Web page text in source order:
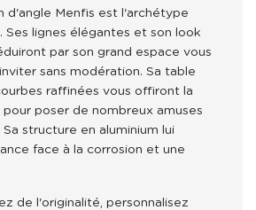
d'angle Menfis est l'archétype
Ses lignes élégantes et son look
par son grand espace vous
sans modération. Sa table
raffinées vous offiront la
poser de nombreux amuses
structure en aluminium lui
face à la corrosion et une
de l'originalité, personnalisez